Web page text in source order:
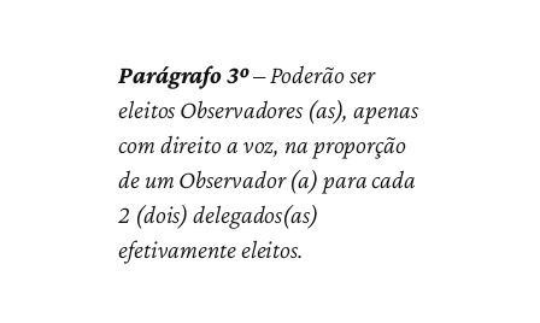
Parágrafo 3º– Poderão ser
eleitos Observadores (as), apenas
com direito a voz, na proporção
de um Observador (a) para cada
2 (dois) delegados(as)
efetivamente eleitos.